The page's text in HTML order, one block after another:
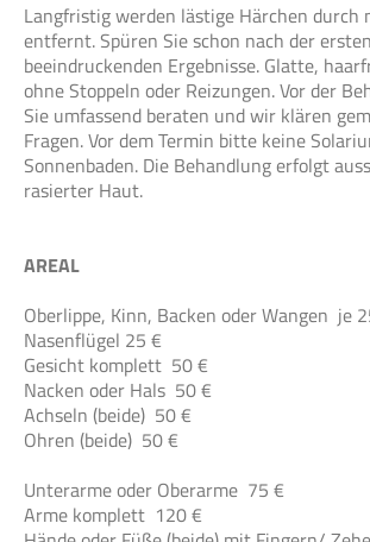
Langfristig werden lästige Härchen durch
entfernt. Spüren Sie schon nach der
beeindruckenden Ergebnisse. Glatte,
ohne Stoppeln oder Reizungen. Vor der
Sie umfassend beraten und wir klären
Fragen. Vor dem Termin bitte keine
Sonnenbaden. Die Behandlung erfolgt
rasierter Haut.
Oberlippe, Kinn, Backen oder Wangen je
Nasenflügel 25 €
Gesicht komplett 50 €
Nacken oder Hals 50 €
Achseln (beide) 50 €
Ohren (beide) 50 €
Unterarme oder Oberarme 75 €
Arme komplett 120 €